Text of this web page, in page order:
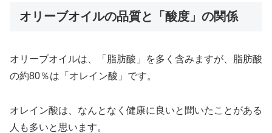
オリーブオイルの品質と「酸度」の関係
オリーブオイルは、「脂肪酸」を多く含みますが、脂肪酸
の約80％は「オレイン酸」です。
オレイン酸は、なんとなく健康に良いと聞いたことがある
人も多いと思います。